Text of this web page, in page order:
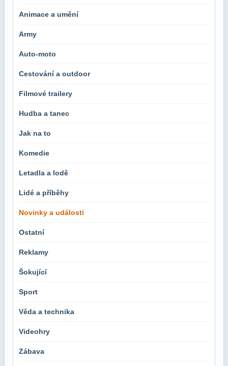
Animace a umění
Army
Auto-moto
Cestování a outdoor
Filmové trailery
Hudba a tanec
Jak na to
Komedie
Letadla a lodě
Lidé a příběhy
Novinky a události
Ostatní
Reklamy
Šokující
Sport
Věda a technika
Videohry
Zábava